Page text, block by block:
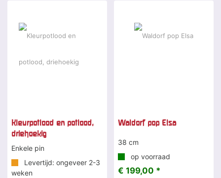
Kleurpotlood en potlood,
driehoekig
Enkele pin
Levertijd: ongeveer 2-3
weken
Waldorf pop Elsa
38 cm
op voorraad
€ 199,00 *